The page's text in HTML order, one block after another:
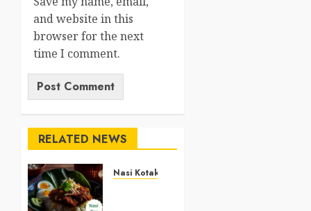
and website in this
browser for the next
time I comment.
RELATED NEWS
Nasi Kotak